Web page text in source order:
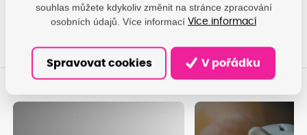
souhlas můžete kdykoliv změnit na stránce zpracování
osobních údajů. Více informací Více informací
Spravovat cookies V pořádku